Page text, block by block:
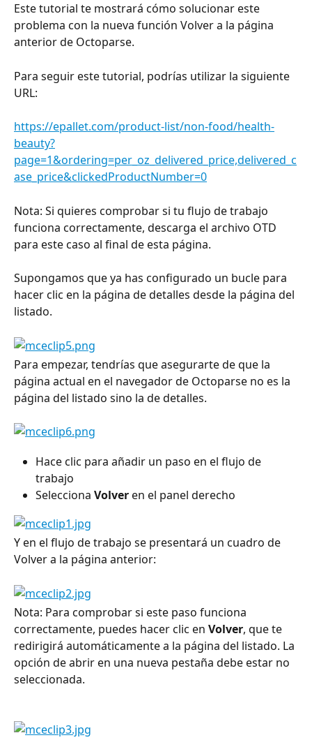
Este tutorial te mostrará cómo solucionar este
problema con la nueva función Volver a la página
anterior de Octoparse.
Para seguir este tutorial, podrías utilizar la siguiente
URL:
https://epallet.com/product-list/non-food/health-
beauty?
page=1&ordering=per_oz_delivered_price,delivered_c
ase_price&clickedProductNumber=0
Nota: Si quieres comprobar si tu flujo de trabajo
funciona correctamente, descarga el archivo OTD
para este caso al final de esta página.
Supongamos que ya has configurado un bucle para
hacer clic en la página de detalles desde la página del
listado.
Para empezar, tendrías que asegurarte de que la
página actual en el navegador de Octoparse no es la
página del listado sino la de detalles.
Hace clic para añadir un paso en el flujo de
trabajo
Selecciona Volver en el panel derecho
Y en el flujo de trabajo se presentará un cuadro de
Volver a la página anterior:
Nota: Para comprobar si este paso funciona
correctamente, puedes hacer clic en Volver, que te
redirigirá automáticamente a la página del listado. La
opción de abrir en una nueva pestaña debe estar no
seleccionada.